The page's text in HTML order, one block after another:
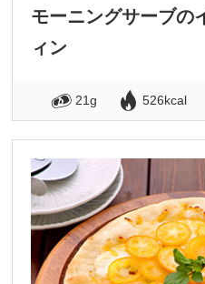
モーニングサーブの
ィン
21g 526kcal